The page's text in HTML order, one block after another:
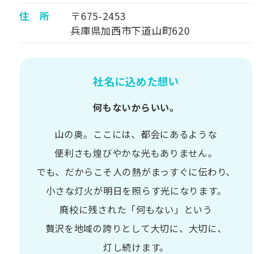
住 所
〒675-2453
兵庫県加西市下道山町620
社名に込めた想い
何もないからいい。
山の​奥。​ここには、​都会に​あるような​
便利さも煌びやかな​光も​ありません。​
でも、​だから​こそ 人の​熱が​まっすぐに​伝わり、
小さな​灯火が​明日を​照らす光に​なります。
廃校に​残された​「何も​ない」と​いう​
贅沢を地域の​誇りと​して大切に、​大切に、​
灯し続けます。​